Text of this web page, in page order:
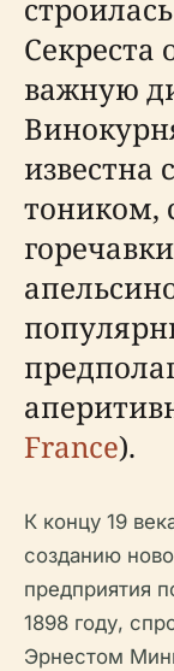
Секреста
важную
известна
тоником,
France).
К концу 19
созданию
предприятия
1898 году,
Эрнестом